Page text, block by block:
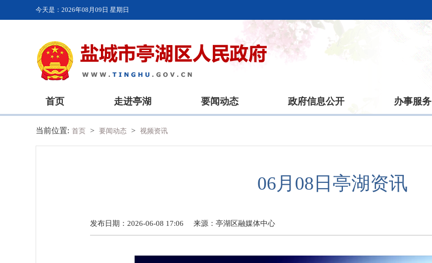
今天是： 2026年08月09日 星期日
首页 走进亭湖 要闻动态 政府信息公开 办事服务
当前位置: 首页 > 要闻动态 > 视频资讯
06月08日亭湖资讯
发布日期：2026-06-08 17:06 来源： 亭湖区融媒体中心